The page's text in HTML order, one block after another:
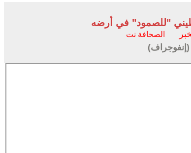
"للصمود" في أرضه
الصحافة نت
(إنفوجراف)